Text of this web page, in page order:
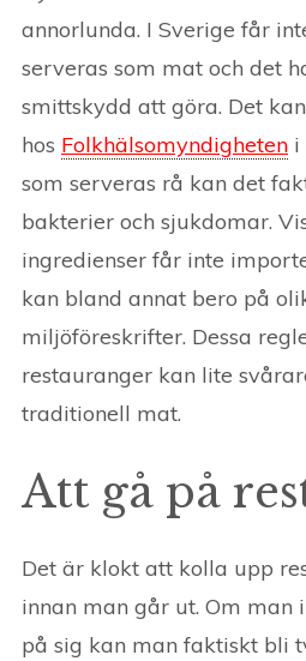
annorlunda. I Sverige får
serveras som mat och det
smittskydd att göra. Det
hos Folkhälsomyndigheten i
som serveras rå kan det
bakterier och sjukdomar.
ingredienser får inte
kan bland annat bero på
miljöföreskrifter. Dessa
restauranger kan lite
traditionell mat.
Att gå på
Det är klokt att kolla upp
innan man går ut. Om man
på sig kan man faktiskt bli